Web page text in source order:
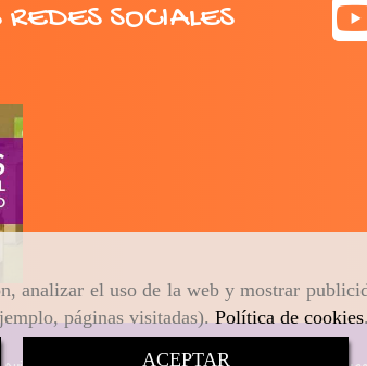
analizar el uso de la web y mostrar
páginas visitadas). Política de cookies.
ACEPTAR
SOCIALES